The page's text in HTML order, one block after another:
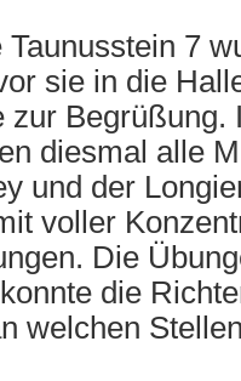
7
sie in die
zur Begrüßung.
diesmal alle
und der
voller
Die
die
welchen